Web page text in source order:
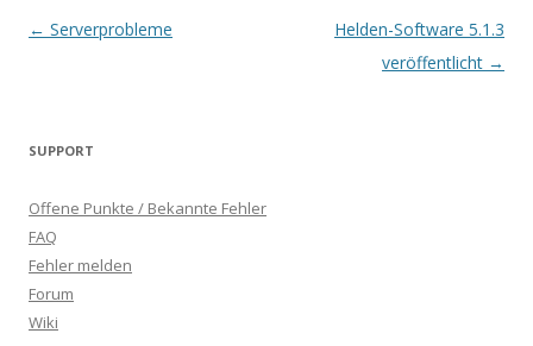
Beitrags-
← Serverprobleme
Helden-Software 5.1.3
veröffentlicht →
SUPPORT
Offene Punkte / Bekannte Fehler
FAQ
Fehler melden
Forum
Wiki